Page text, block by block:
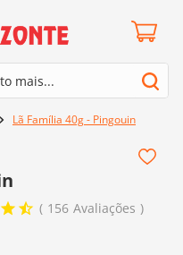
mais...
Lã Família 40g - Pingouin
156 Avaliações